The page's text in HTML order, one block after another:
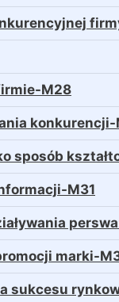
M28
sposób
M31
marki-
sukcesu